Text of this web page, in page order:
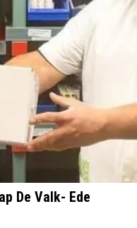
De Valk- Ede